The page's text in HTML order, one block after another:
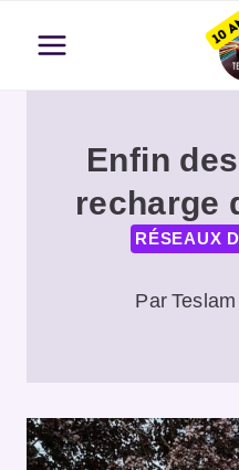
contenu
Enfin
recharge
RÉSEAUX
Par Teslam